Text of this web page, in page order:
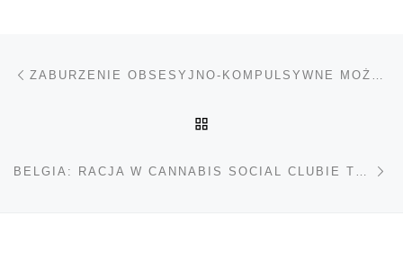
Nawigacja wpisu